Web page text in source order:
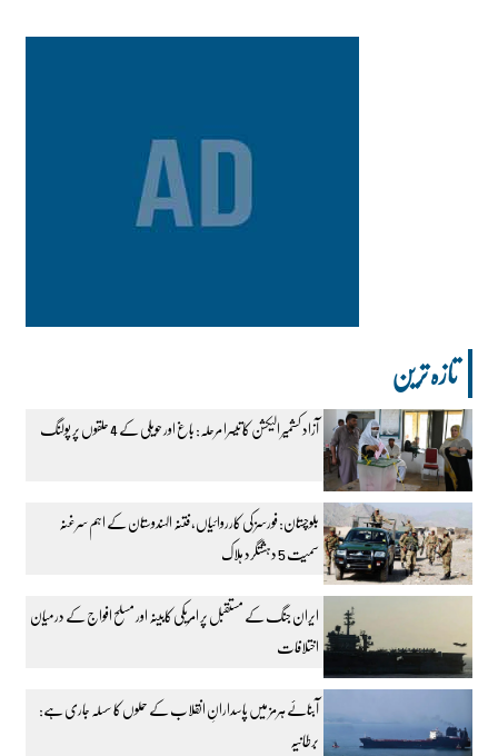
تازہ ترین
آزاد کشمیر الیکشن کا تیسرا مرحلہ: باغ اور حویلی کے 4 حلقوں پر پولنگ
بلوچستان: فورسز کی کارروائیاں، فتنہ الہندوستان کے اہم سرغنہ
سمیت 5 دہشتگرد ہلاک
ایران جنگ کے مستقبل پر امریکی کابینہ اور مسلح افواج کے درمیان
اختلافات
آبنائے ہرمز میں پاسدارانِ انقلاب کے حملوں کا سسلہ جاری ہے:
برطانیہ